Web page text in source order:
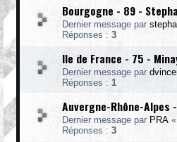
Bourgogne - 89 -
Dernier message par
Réponses : 3
Ile de France - 75 -
Dernier message par
Réponses : 1
Auvergne-Rhône-Alpes
Dernier message par PRA «
Réponses : 3